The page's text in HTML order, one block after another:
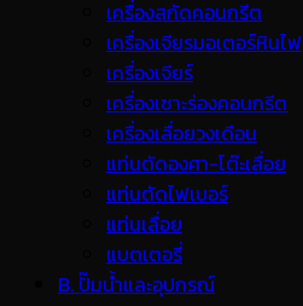
เครื่องสกัดคอนกรีต
เครื่องเจียรมอเตอร์หินไฟ
เครื่องเจียร์
เครื่องเซาะร่องคอนกรีต
เครื่องเลื่อยวงเดือน
แท่นตัดองศา-โต๊ะเลื่อย
แท่นตัดไฟเบอร์
แท่นเลื่อย
แบตเตอรี่
B. ปั๊มน้ำและอุปกรณ์